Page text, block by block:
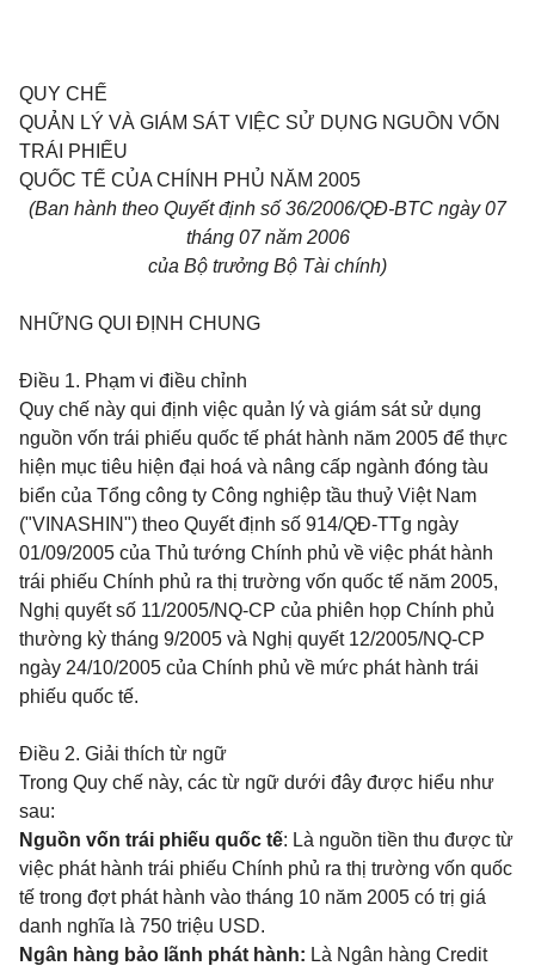
QUY CHẾ
QUẢN LÝ VÀ GIÁM SÁT VIỆC SỬ DỤNG NGUỒN VỐN
TRÁI PHIẾU
QUỐC TẾ CỦA CHÍNH PHỦ NĂM 2005
(Ban hành theo Quyết định số 36/2006/QĐ-BTC ngày 07
tháng 07 năm 2006
của Bộ trưởng Bộ Tài chính)
NHỮNG QUI ĐỊNH CHUNG
Điều 1. Phạm vi điều chỉnh
Quy chế này qui định việc quản lý và giám sát sử dụng
nguồn vốn trái phiếu quốc tế phát hành năm 2005 để thực
hiện mục tiêu hiện đại hoá và nâng cấp ngành đóng tàu
biển của Tổng công ty Công nghiệp tầu thuỷ Việt Nam
("VINASHIN") theo Quyết định số 914/QĐ-TTg ngày
01/09/2005 của Thủ tướng Chính phủ về việc phát hành
trái phiếu Chính phủ ra thị trường vốn quốc tế năm 2005,
Nghị quyết số 11/2005/NQ-CP của phiên họp Chính phủ
thường kỳ tháng 9/2005 và Nghị quyết 12/2005/NQ-CP
ngày 24/10/2005 của Chính phủ về mức phát hành trái
phiếu quốc tế.
Điều 2. Giải thích từ ngữ
Trong Quy chế này, các từ ngữ dưới đây được hiểu như
sau:
Nguồn vốn trái phiếu quốc tế: Là nguồn tiền thu được từ
việc phát hành trái phiếu Chính phủ ra thị trường vốn quốc
tế trong đợt phát hành vào tháng 10 năm 2005 có trị giá
danh nghĩa là 750 triệu USD.
Ngân hàng bảo lãnh phát hành: Là Ngân hàng Credit